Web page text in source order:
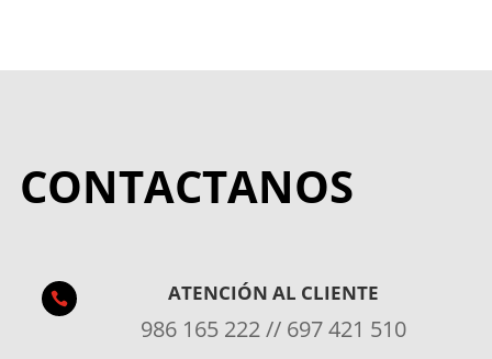
CONTACTANOS
 ATENCIÓN AL CLIENTE
986 165 222 // 697 421 510